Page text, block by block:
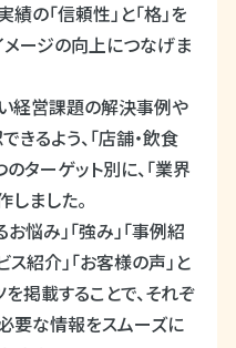
の「信頼性」と「格」を
メージの向上につなげま
経営課題の解決事例や
るよう、「店舗・飲食
のターゲット別に、「業界
ました。
悩み」「強み」「事例紹
ス紹介」「お客様の声」と
掲載することで、それぞ
要な情報をスムーズに